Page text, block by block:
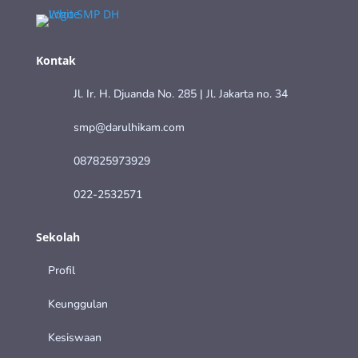
Kontak
Jl. Ir. H. Djuanda No. 285 | Jl. Jakarta no. 34
smp@darulhikam.com
087825973929
022-2532571
Sekolah
Profil
Keunggulan
Kesiswaan